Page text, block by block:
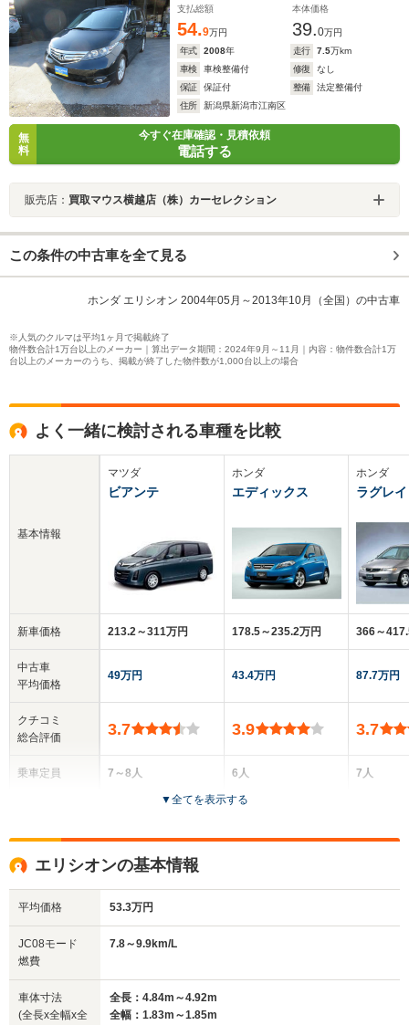
支払総額
54.9万円
本体価格
39.0万円
年式
2008年 走行 7.5万km
車検
車検整備付 修復
なし
保証
保証付 整備
法定整備付
住所
新潟県新潟市江南区
無
料
今すぐ在庫確認・見積依頼
電話する
販売店： 買取マウス横越店（株）カーセレクション
この条件の中古車を全て見る
ホンダ エリシオン 2004年05月～2013年10月（全国）の中古車
※人気のクルマは平均1ヶ月で掲載終了
物件数合計1万台以上のメーカー｜算出データ期間：2024年9月～11月｜内容：物件数合計1万
台以上のメーカーのうち、掲載が終了した物件数が1,000台以上の場合
よく一緒に検討される車種を比較
基本情報
新車価格
中古車
平均価格
クチコミ
総合評価
乗車定員
サイズ
(全長x全幅x全高)
マツダ
ビアンテ
213.2～311万円
49万円
3.7
7～8人
全高
1.84m～1.86m
全幅
1.77m
ホンダ
エディックス
178.5～235.2万円
43.4万円
3.9
6人
5ドア
ホンダ
ラグレ
366～
87.7万円
3.7
7人
▼全てを表示する
エリシオンの基本情報
平均価格 53.3万円
JC08モード
燃費
7.8～9.9km/L
車体寸法
(全長x全幅x全
全長：4.84m～4.92m
全幅：1.83m～1.85m